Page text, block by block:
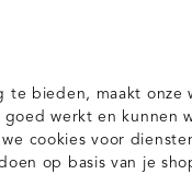
bieden, maakt onze
werkt en kunnen
cookies voor
op basis van je